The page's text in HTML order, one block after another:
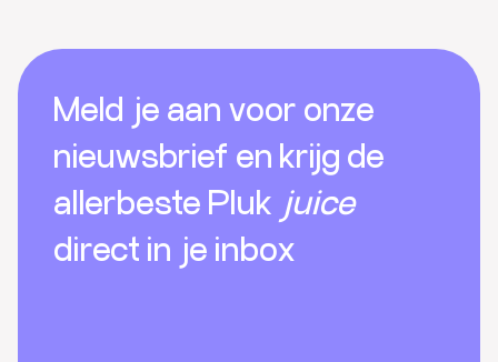
Footer
Meld je aan voor onze
nieuwsbrief en krijg de
allerbeste Pluk juice
direct in je inbox